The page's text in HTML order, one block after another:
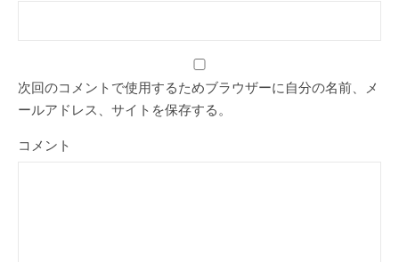
次回のコメントで使用するためブラウザーに自分の名前、メ
ールアドレス、サイトを保存する。
コメント